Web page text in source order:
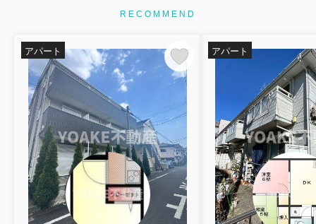
RECOMMEND
アパート アパート